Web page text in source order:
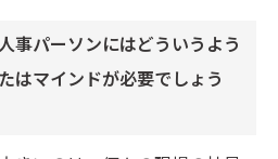
事パーソンにはどういうよう
はマインドが必要でしょう